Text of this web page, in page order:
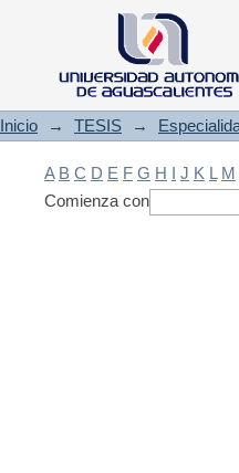
Filtrado by:
Inicio → TESIS →
A B C D E F G H I J K L M
Comienza con